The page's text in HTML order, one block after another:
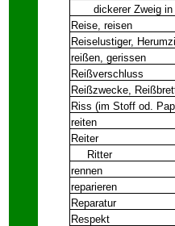
dickerer Zweig in
Reise, reisen
Reiselustiger,
reißen, gerissen
Reißverschluss
Reißzwecke,
Riss (im Stoff od.
reiten
Reiter
Ritter
rennen
reparieren
Reparatur
Respekt